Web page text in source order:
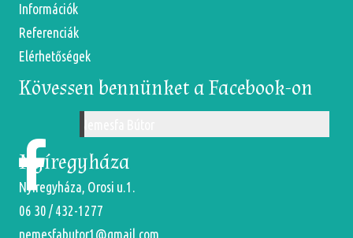
Információk
Referenciák
Elérhetőségek
Kövessen bennünket a Facebook-on
Nyíregyháza
Nyíregyháza, Orosi u.1.
06 30 / 432-1277
nemesfabutor1@gmail.com